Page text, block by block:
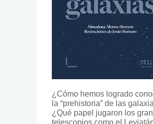
¿Cómo hemos logrado
la “prehistoria” de las
¿Qué papel jugaron los